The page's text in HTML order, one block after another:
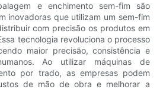
e enchimento sem-fim são
inovadoras que utilizam um sem-fim
com precisão os produtos em
tecnologia revoluciona o processo
maior precisão, consistência e
Ao utilizar máquinas de
por trado, as empresas podem
de mão de obra e melhorar a